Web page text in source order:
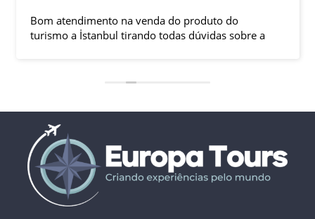
Bom atendimento na venda do produto do
turismo a İstanbul tirando todas dúvidas sobre a
ficaram em SP trabalhando. A associação dessa
LÍDER, garantiu o sucesso da viagem que foi, lá, em
grupo formado por brasileiros e com guia Turco, Sr
Ali Faik, falando um português impecável e foi
muito disponível e atencioso. Os transfers, foram
4, todos em vans novas e os trajetos em ônibus
com pilotos tranquilos dirigindo com segurança
pelas boas estradas da Turquia. Os hotéis: Armada